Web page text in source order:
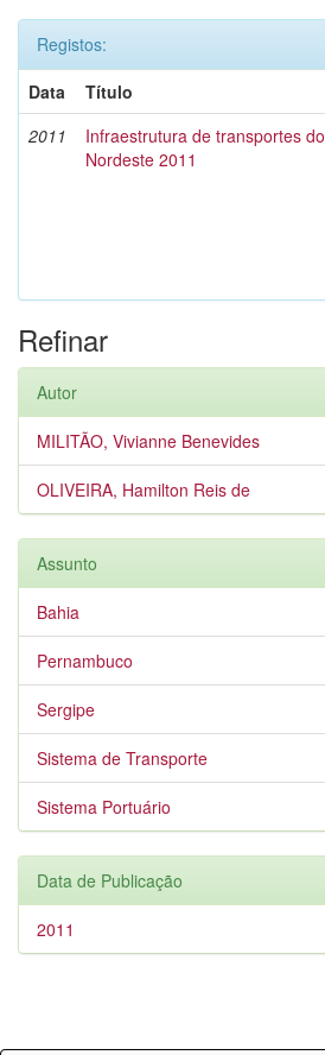
Registos:
Data
Título
2011
Infraestrutura de transportes do
Nordeste 2011
Refinar
Autor
MILITÃO, Vivianne Benevides
OLIVEIRA, Hamilton Reis de
Assunto
Bahia
Pernambuco
Sergipe
Sistema de Transporte
Sistema Portuário
Data de Publicação
2011